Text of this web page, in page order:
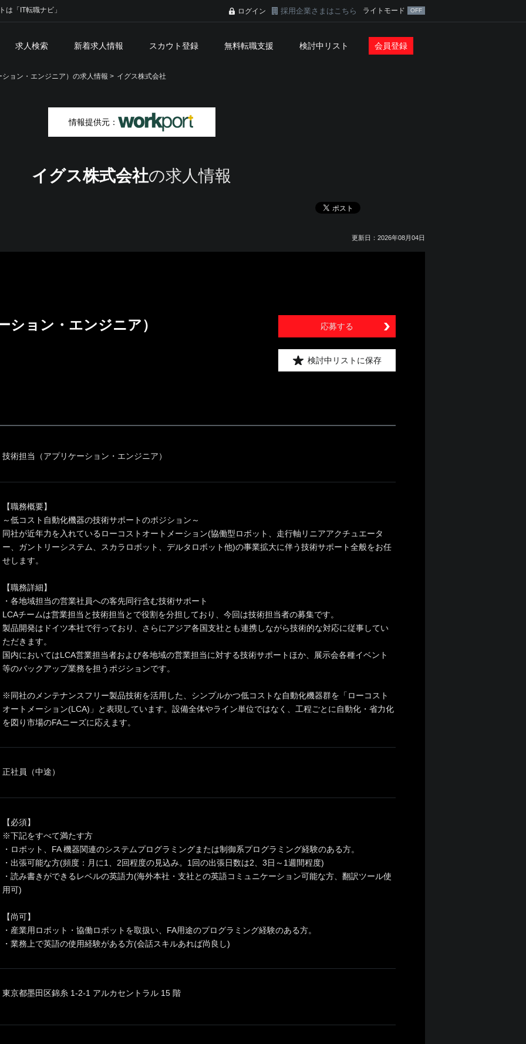
は「IT転職ナビ」 ログイン 採用企業さまはこちら ライトモード
求人検索 新着求人情報 スカウト登録 無料転職支援 検討中リスト 会員登録
ョン・エンジニア）の求人情報 > イグス株式会社
情報提供元：
イグス株式会社の求人情報
更新日：2026年08月04日
ション・エンジニア） 応募する
検討中リストに保存
技術担当（アプリケーション・エンジニア）
【職務概要】
～低コスト自動化機器の技術サポートのポジション～
同社が近年力を入れているローコストオートメーション(協働型ロボット、走行軸リニアアクチュエータ
ー、ガントリーシステム、スカラロボット、デルタロボット他)の事業拡大に伴う技術サポート全般をお任
せします。
【職務詳細】
・各地域担当の営業社員への客先同行含む技術サポート
LCAチームは営業担当と技術担当とで役割を分担しており、今回は技術担当者の募集です。
製品開発はドイツ本社で行っており、さらにアジア各国支社とも連携しながら技術的な対応に従事してい
ただきます。
国内においてはLCA営業担当者および各地域の営業担当に対する技術サポートほか、展示会各種イベント
等のバックアップ業務を担うポジションです。
※同社のメンテナンスフリー製品技術を活用した、シンプルかつ低コストな自動化機器群を「ローコスト
オートメーション(LCA)」と表現しています。設備全体やライン単位ではなく、工程ごとに自動化・省力化
を図り市場のFAニーズに応えます。
正社員（中途）
【必須】
※下記をすべて満たす方
・ロボット、FA 機器関連のシステムプログラミングまたは制御系プログラミング経験のある方。
・出張可能な方(頻度：月に1、2回程度の見込み。1回の出張日数は2、3日～1週間程度)
・読み書きができるレベルの英語力(海外本社・支社との英語コミュニケーション可能な方、翻訳ツール使
用可)
【尚可】
・産業用ロボット・協働ロボットを取扱い、FA用途のプログラミング経験のある方。
・業務上で英語の使用経験がある方(会話スキルあれば尚良し)
東京都墨田区錦糸 1-2-1 アルカセントラル 15 階